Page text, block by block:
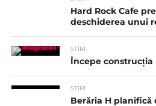
Hard Rock Cafe
deschiderea unui
STIRI
Începe construcția
STIRI
Berăria H planifică